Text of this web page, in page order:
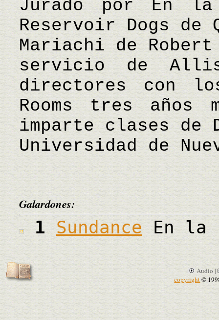
Jurado por En la
Reservoir Dogs
Mariachi de
servicio de
directores con
Rooms tres años
imparte clases de
Universidad de
Galardones:
1Sundance En la
Audio |
copyright©